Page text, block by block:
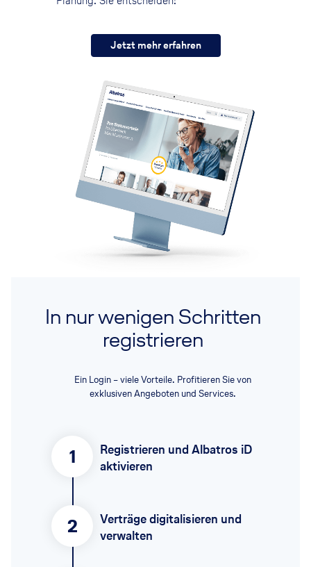
Jetzt mehr erfahren
In nur wenigen Schritten
registrieren
Ein Login – viele Vorteile. Profitieren Sie von
exklusiven Angeboten und Services.
1
Registrieren und Albatros iD
aktivieren
2
Verträge digitalisieren und
verwalten